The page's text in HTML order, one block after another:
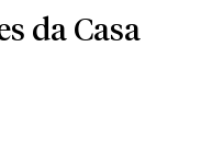
da Casa